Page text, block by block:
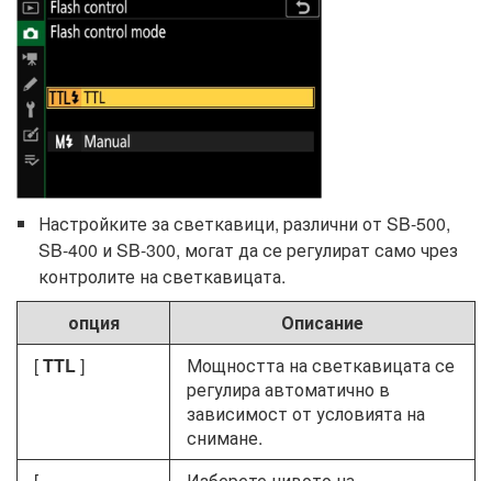
Настройките за светкавици, различни от SB-500,
SB-400 и SB-300, могат да се регулират само чрез
контролите на светкавицата.
опция
Описание
[TTL]
Мощността на светкавицата се
регулира автоматично в
зависимост от условията на
снимане.